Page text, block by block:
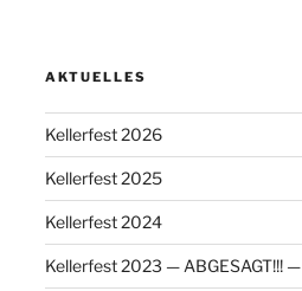
AKTUELLES
Kellerfest 2026
Kellerfest 2025
Kellerfest 2024
Kellerfest 2023 — ABGESAGT!!! —